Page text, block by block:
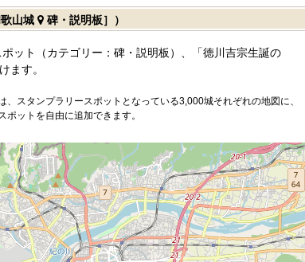
山城 碑・説明板］）
ット（カテゴリー：碑・説明板）、「徳川吉宗生誕の
ます。
、スタンプラリースポットとなっている3,000城それぞれの地図に、
ットを自由に追加できます。